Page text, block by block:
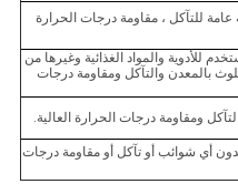
عامة للتآكل ، مقاومة درجات الحرارة
للأدوية والمواد الغذائية وغيرها من
بالمعدن والتآكل ومقاومة درجات
ومقاومة درجات الحرارة العالية.
بدون أي شوائب أو تآكل أو مقاومة درجات